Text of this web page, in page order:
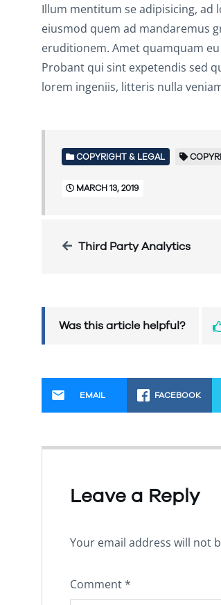
Illum mentitum se adipisicing,
eiusmod quem ad mandaremus
eruditionem. Amet quamquam
Probant qui sint expetendis sed
lorem ingeniis, litteris nulla
COPYRIGHT & LEGAL
MARCH 13, 2019
Third Party Analytics
Was this article helpful?
EMAIL FACEBOOK
Leave a Reply
Your email address will not
Comment*